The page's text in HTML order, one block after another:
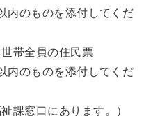
内のものを添付してくだ
帯全員の住民票
内のものを添付してくだ
課窓口にあります。）